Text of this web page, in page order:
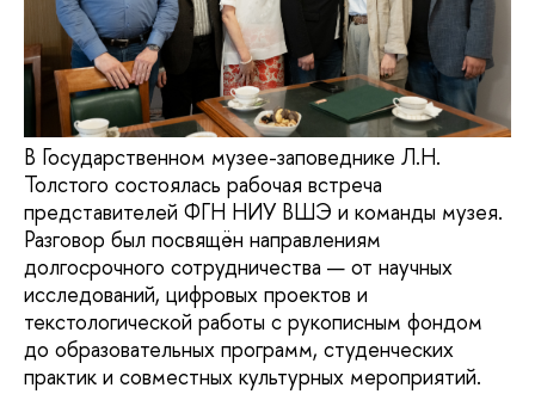
В Государственном музее-заповеднике Л.Н.
Толстого состоялась рабочая встреча
представителей ФГН НИУ ВШЭ и команды музея.
Разговор был посвящён направлениям
долгосрочного сотрудничества — от научных
исследований, цифровых проектов и
текстологической работы с рукописным фондом
до образовательных программ, студенческих
практик и совместных культурных мероприятий.